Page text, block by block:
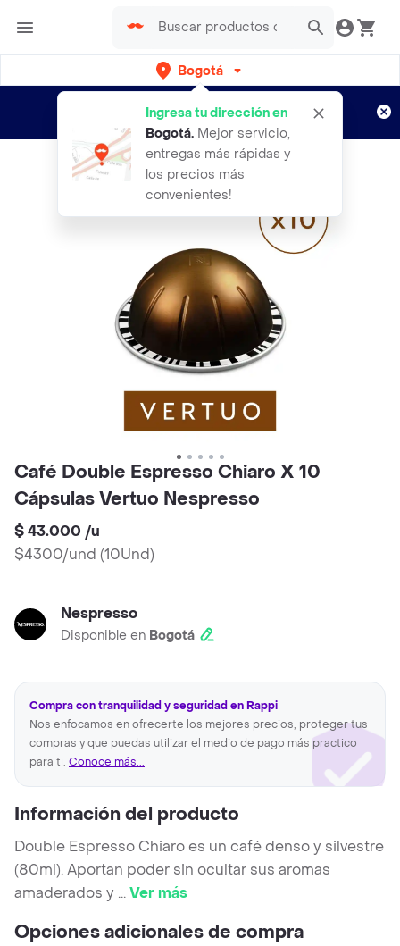
Bogotá
Ingresa tu dirección en
Bogotá. Mejor servicio,
entregas más rápidas y
los precios más
convenientes!
envíos gratis por semanas
Aplican TyC
Café Double Espresso Chiaro X 10
Cápsulas Vertuo Nespresso
$ 43.000 /u
$4300/und (10Und)
Nespresso
Disponible en Bogotá
Compra con tranquilidad y seguridad en Rappi
Nos enfocamos en ofrecerte los mejores precios, proteger tus
compras y que puedas utilizar el medio de pago más practico
para ti. Conoce más...
Información del producto
Double Espresso Chiaro es un café denso y silvestre
(80ml). Aportan poder sin ocultar sus aromas
amaderados y ...Ver más
Opciones adicionales de compra